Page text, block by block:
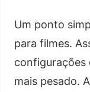
Um ponto
para filmes.
configurações
mais pesado.